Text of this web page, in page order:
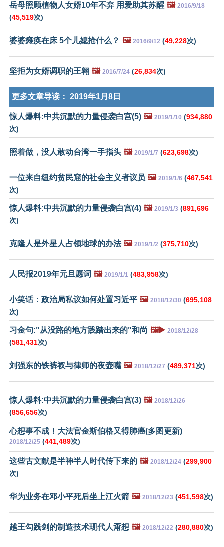
岳母照顾植物人女婿10年不弃 用爱助其苏醒 🖼️ 2016/9/18
(45,519次)
婆婆瘫痪在床 5个儿媳抢什么？ 🖼️ 2016/9/12 (49,228次)
坚拒为女婿调职的王翱 🖼️ 2016/7/24 (26,834次)
更多文章导读： 2019年1月8日
惊人爆料:中共沉默的力量侵袭白宫(5) 🖼️ 2019/1/10 (934,880
次)
照着做，没人敢动台湾一手指头 🖼️ 2019/1/7 (623,698次)
一位来自纽约贫民窟的社会主义者议员 🖼️ 2019/1/6 (467,541
次)
惊人爆料:中共沉默的力量侵袭白宫(4) 🖼️ 2019/1/3 (891,696
次)
克隆人是外星人占领地球的办法 🖼️ 2019/1/2 (375,710次)
人民报2019年元旦愿词 🖼️ 2019/1/1 (483,958次)
小笑话：政治局私议如何处置习近平 🖼️ 2018/12/30 (695,108
次)
习金句:"从没路的地方践踏出来的"和尚 🖼️▶️ 2018/12/28
(581,431次)
刘强东的铁裤衩与律师的夜壶嘴 🖼️ 2018/12/27 (489,371次)
惊人爆料:中共沉默的力量侵袭白宫(3) 🖼️ 2018/12/26
(856,656次)
心想事不成！大法官金斯伯格又得肺癌(多图更新)
2018/12/25 (441,489次)
这些古文献是半神半人时代传下来的 🖼️ 2018/12/24 (299,900
次)
华为业务在邓小平死后坐上江火箭 🖼️ 2018/12/23 (451,598次)
越王勾践剑的制造技术现代人甭想 🖼️ 2018/12/22 (280,880次)